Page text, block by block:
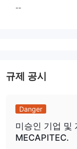
--
규제 공시
Danger
미승인 기업 및
MECAPITEC.